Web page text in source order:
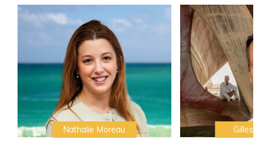
Nathalie Moreau Gilles